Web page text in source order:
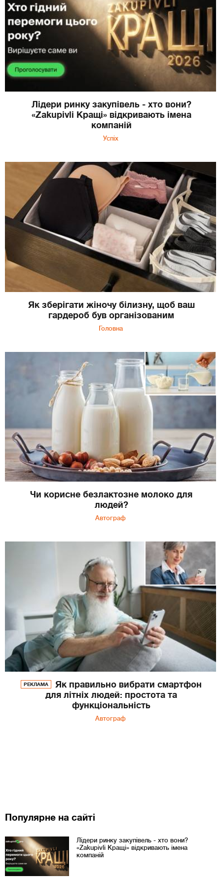
Лідери ринку закупівель - хто вони?
«Zakupivli Кращі» відкривають імена
компаній
Успіх
Як зберігати жіночу білизну, щоб ваш
гардероб був організованим
Головна
Чи корисне безлактозне молоко для
людей?
Автограф
РЕКЛАМА
Як правильно вибрати смартфон
для літніх людей: простота та
функціональність
Автограф
Популярне на сайті
Лідери ринку закупівель - хто вони?
«Zakupivli Кращі» відкривають імена
компаній